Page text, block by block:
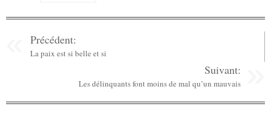
Précédent:
La paix est si belle et si
Suivant:
Les délinquants font moins de mal qu’un mauvais